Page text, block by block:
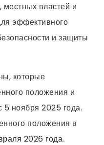
местных властей и
эффективного
и защиты
которые
положения и
5 ноября 2025 года.
положения в
2026 года.